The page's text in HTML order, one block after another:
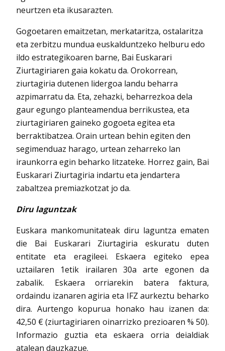
neurtzen eta ikusarazten.
Gogoetaren emaitzetan, merkataritza, ostalaritza
eta zerbitzu mundua euskalduntzeko helburu edo
ildo estrategikoaren barne, Bai Euskarari
Ziurtagiriaren gaia kokatu da. Orokorrean,
ziurtagiria dutenen lidergoa landu beharra
azpimarratu da. Eta, zehazki, beharrezkoa dela
gaur egungo planteamendua berrikustea, eta
ziurtagiriaren gaineko gogoeta egitea eta
berraktibatzea. Orain urtean behin egiten den
segimenduaz harago, urtean zeharreko lan
iraunkorra egin beharko litzateke. Horrez gain, Bai
Euskarari Ziurtagiria indartu eta jendartera
zabaltzea premiazkotzat jo da.
Diru laguntzak
Euskara mankomunitateak diru laguntza ematen
die Bai Euskarari Ziurtagiria eskuratu duten
entitate eta eragileei. Eskaera egiteko epea
uztailaren 1etik irailaren 30a arte egonen da
zabalik. Eskaera orriarekin batera faktura,
ordaindu izanaren agiria eta IFZ aurkeztu beharko
dira. Aurtengo kopurua honako hau izanen da:
42,50 € (ziurtagiriaren oinarrizko prezioaren % 50).
Informazio guztia eta eskaera orria deialdiak
atalean dauzkazue.